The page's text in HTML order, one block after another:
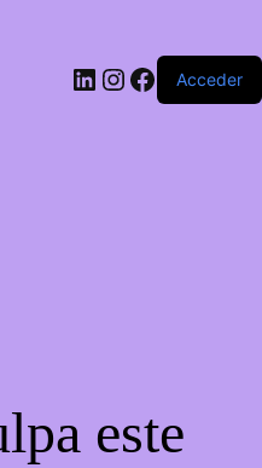
LinkedIn
Instagram
Facebook
Acceder
este